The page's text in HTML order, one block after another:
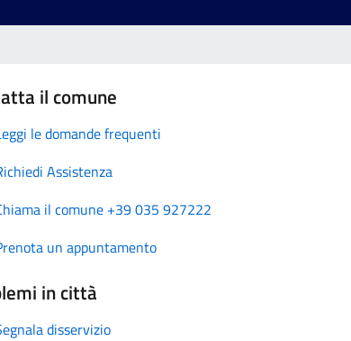
il comune
le domande frequenti
Assistenza
il comune +39 035 927222
un appuntamento
in città
disservizio